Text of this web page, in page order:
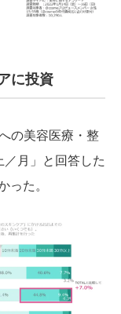
に投資
の美容医療・整
月」と回答した
た。